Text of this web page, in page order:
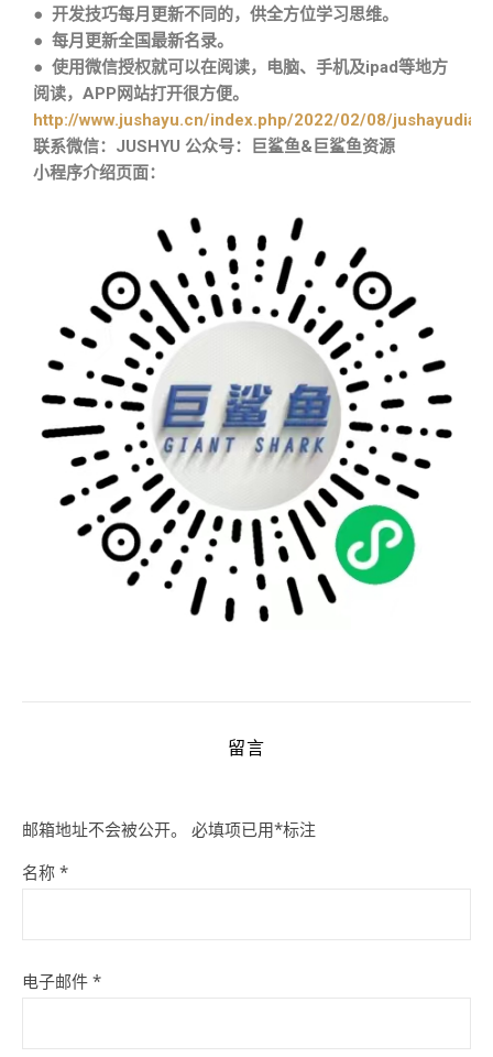
● 开发技巧每月更新不同的，供全方位学习思维。
● 每月更新全国最新名录。
● 使用微信授权就可以在阅读，电脑、手机及ipad等地方
阅读，APP网站打开很方便。
http://www.jushayu.cn/index.php/2022/02/08/
联系微信：JUSHYU 公众号：巨鲨鱼&巨鲨鱼资源
小程序介绍页面：
留言
邮箱地址不会被公开。 必填项已用*标注
名称 *
电子邮件 *